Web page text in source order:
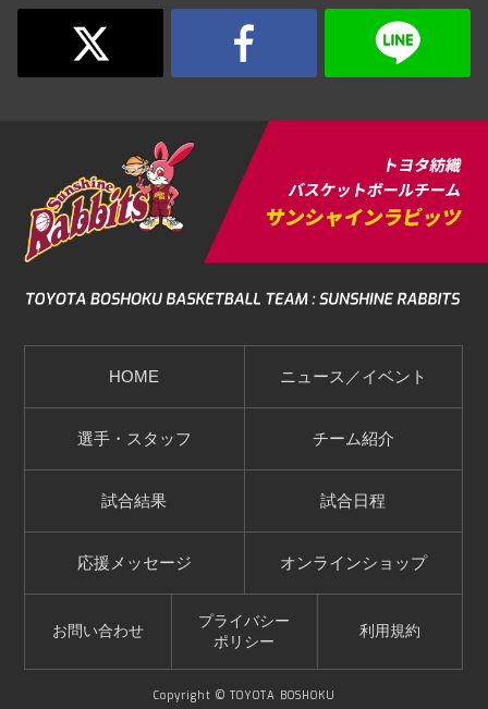
HOME ニュース／イベント
選手・スタッフ チーム紹介
試合結果 試合日程
応援メッセージ オンラインショップ
お問い合わせ
プライバシー
ポリシー
利用規約
Copyright © TOYOTA BOSHOKU